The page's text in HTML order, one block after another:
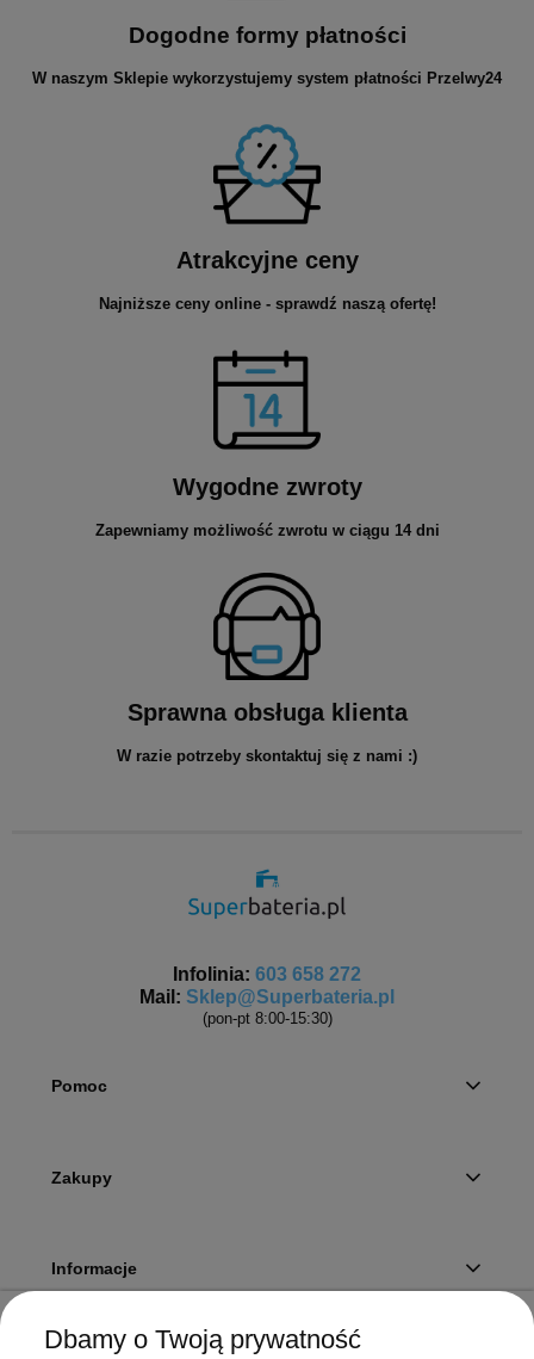
Dogodne formy płatności
W naszym Sklepie wykorzystujemy system płatności Przelwy24
Atrakcyjne ceny
Najniższe ceny online - sprawdź naszą ofertę!
Wygodne zwroty
Zapewniamy możliwość zwrotu w ciągu 14 dni
Sprawna obsługa klienta
W razie potrzeby skontaktuj się z nami :)
Infolinia: 603 658 272
Mail: Sklep@Superbateria.pl
(pon-pt 8:00-15:30)
Pomoc
Zakupy
Informacje
Dbamy o Twoją prywatność